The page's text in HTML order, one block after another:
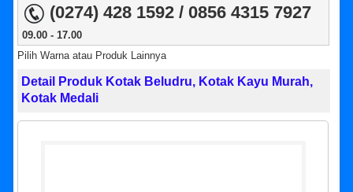
(0274) 428 1592 / 0856 4315 7927
09.00 - 17.00
Pilih Warna atau Produk Lainnya
Detail Produk Kotak Beludru, Kotak Kayu Murah,
Kotak Medali